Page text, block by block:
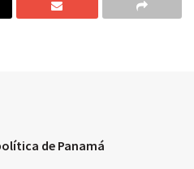
de Panamá